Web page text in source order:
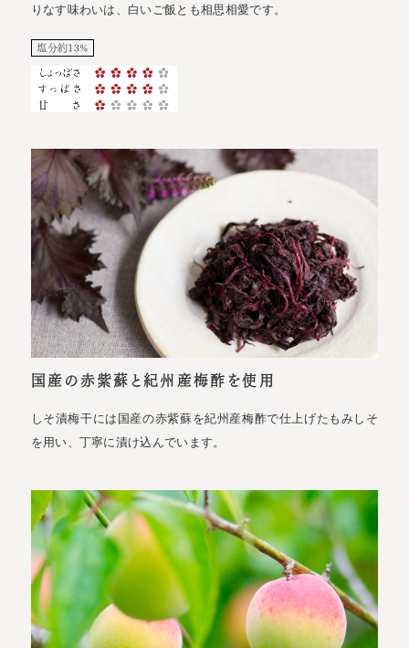
りなす味わいは、白いご飯とも相思相愛です。
塩分約13%
国産の赤紫蘇と紀州産梅酢を使用
しそ漬梅干には国産の赤紫蘇を紀州産梅酢で仕上げたもみしそ
を用い、丁寧に漬け込んでいます。